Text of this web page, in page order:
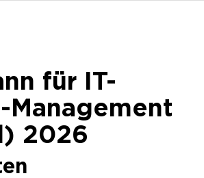
für IT-
Management
2026